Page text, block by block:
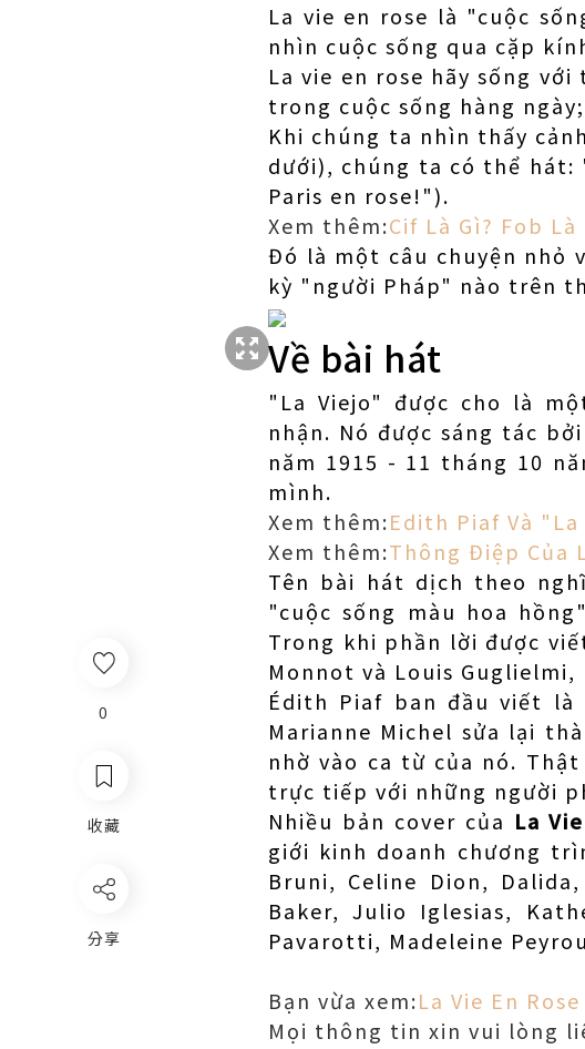
0
收藏
分享
La vie en rose là "cuộc
nhìn cuộc sống qua cặp
La vie en rose hãy sống
trong cuộc sống hàng
Khi chúng ta nhìn thấy
dưới), chúng ta có thể hát:
Paris en rose!").
Xem thêm:Cif Là Gì? Fob
Đó là một câu chuyện nhỏ
kỳ "người Pháp" nào trên
Về bài hát
"La Viejo" được cho là
nhận. Nó được sáng tác
năm 1915 - 11 tháng 10
mình.
Xem thêm:Edith Piaf Và "La
Xem thêm:Thông Điệp Của
Tên bài hát dịch theo
"cuộc sống màu hoa
Trong khi phần lời được
Monnot và Louis
Édith Piaf ban đầu viết là
Marianne Michel sửa lại
nhờ vào ca từ của nó.
trực tiếp với những người
Nhiều bản cover của La
giới kinh doanh chương
Bruni, Celine Dion,
Baker, Julio Iglesias,
Pavarotti, Madeleine
Bạn vừa xem:La Vie En
Mọi thông tin xin vui lòng